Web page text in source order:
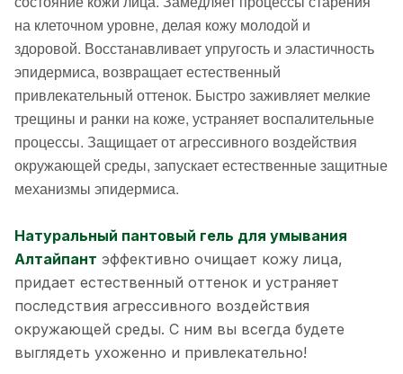
на клеточном уровне, делая кожу молодой и
здоровой. Восстанавливает упругость и эластичность
эпидермиса, возвращает естественный
привлекательный оттенок. Быстро заживляет мелкие
трещины и ранки на коже, устраняет воспалительные
процессы. Защищает от агрессивного воздействия
окружающей среды, запускает естественные защитные
механизмы эпидермиса.
Натуральный пантовый гель для умывания
Алтайпант эффективно очищает кожу лица,
придает естественный оттенок и устраняет
последствия агрессивного воздействия
окружающей среды. С ним вы всегда будете
выглядеть ухоженно и привлекательно!